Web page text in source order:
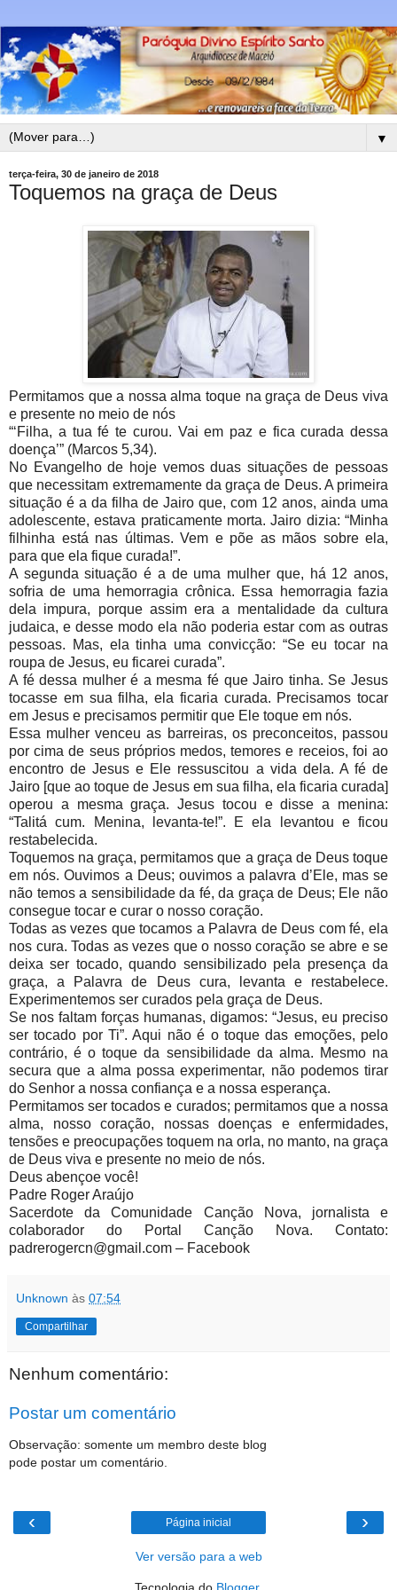
▼
terça-feira, 30 de janeiro de 2018
Toquemos na graça de Deus
Permitamos que a nossa alma toque na graça de Deus viva
e presente no meio de nós
“‘Filha, a tua fé te curou. Vai em paz e fica curada dessa
doença’” (Marcos 5,34).
No Evangelho de hoje vemos duas situações de pessoas
que necessitam extremamente da graça de Deus. A primeira
situação é a da filha de Jairo que, com 12 anos, ainda uma
adolescente, estava praticamente morta. Jairo dizia: “Minha
filhinha está nas últimas. Vem e põe as mãos sobre ela,
para que ela fique curada!”.
A segunda situação é a de uma mulher que, há 12 anos,
sofria de uma hemorragia crônica. Essa hemorragia fazia
dela impura, porque assim era a mentalidade da cultura
judaica, e desse modo ela não poderia estar com as outras
pessoas. Mas, ela tinha uma convicção: “Se eu tocar na
roupa de Jesus, eu ficarei curada”.
A fé dessa mulher é a mesma fé que Jairo tinha. Se Jesus
tocasse em sua filha, ela ficaria curada. Precisamos tocar
em Jesus e precisamos permitir que Ele toque em nós.
Essa mulher venceu as barreiras, os preconceitos, passou
por cima de seus próprios medos, temores e receios, foi ao
encontro de Jesus e Ele ressuscitou a vida dela. A fé de
Jairo [que ao toque de Jesus em sua filha, ela ficaria curada]
operou a mesma graça. Jesus tocou e disse a menina:
“Talitá cum. Menina, levanta-te!”. E ela levantou e ficou
restabelecida.
Toquemos na graça, permitamos que a graça de Deus toque
em nós. Ouvimos a Deus; ouvimos a palavra d’Ele, mas se
não temos a sensibilidade da fé, da graça de Deus; Ele não
consegue tocar e curar o nosso coração.
Todas as vezes que tocamos a Palavra de Deus com fé, ela
nos cura. Todas as vezes que o nosso coração se abre e se
deixa ser tocado, quando sensibilizado pela presença da
graça, a Palavra de Deus cura, levanta e restabelece.
Experimentemos ser curados pela graça de Deus.
Se nos faltam forças humanas, digamos: “Jesus, eu preciso
ser tocado por Ti”. Aqui não é o toque das emoções, pelo
contrário, é o toque da sensibilidade da alma. Mesmo na
secura que a alma possa experimentar, não podemos tirar
do Senhor a nossa confiança e a nossa esperança.
Permitamos ser tocados e curados; permitamos que a nossa
alma, nosso coração, nossas doenças e enfermidades,
tensões e preocupações toquem na orla, no manto, na graça
de Deus viva e presente no meio de nós.
Deus abençoe você!
Padre Roger Araújo
Sacerdote da Comunidade Canção Nova, jornalista e
colaborador do Portal Canção Nova. Contato:
padrerogercn@gmail.com – Facebook
Unknown às 07:54
Compartilhar
Nenhum comentário:
Postar um comentário
Observação: somente um membro deste blog
pode postar um comentário.
‹ ›
Página inicial
Ver versão para a web
Tecnologia do Blogger.